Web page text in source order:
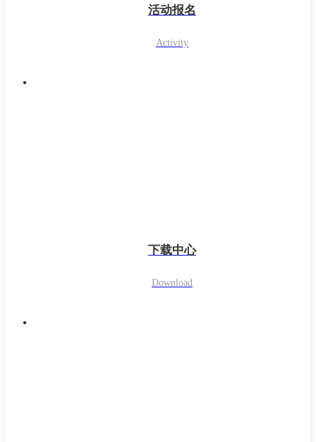
活动报名
Activity
下载中心
Download